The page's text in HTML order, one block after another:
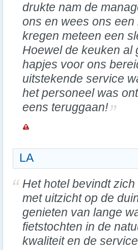
drukte nam de
ons en wees ons
kregen meteen een
Hoewel de keuken al
hapjes voor ons
uitstekende service
het personeel was
eens teruggaan!
LA
Het hotel bevindt
met uitzicht op de
genieten van lange
fietstochten in de
kwaliteit en de